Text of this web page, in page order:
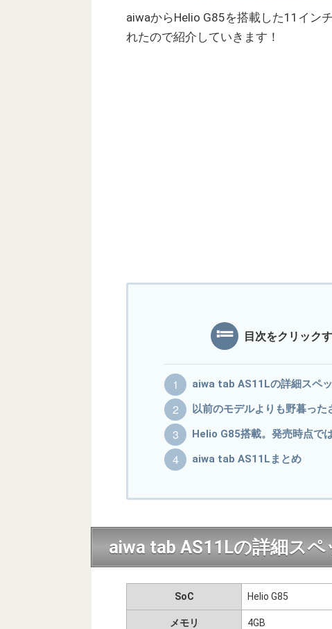
aiwaからHelio G85を搭載した11イン
れたので紹介していきます！
目次をクリック
aiwa tab AS11Lの詳細スペ
以前のモデルよりも野暮った
Helio G85搭載。発売時点で
aiwa tab AS11Lまとめ
aiwa tab AS11Lの詳細スペ
SoC Helio G85
メモリ 4GB